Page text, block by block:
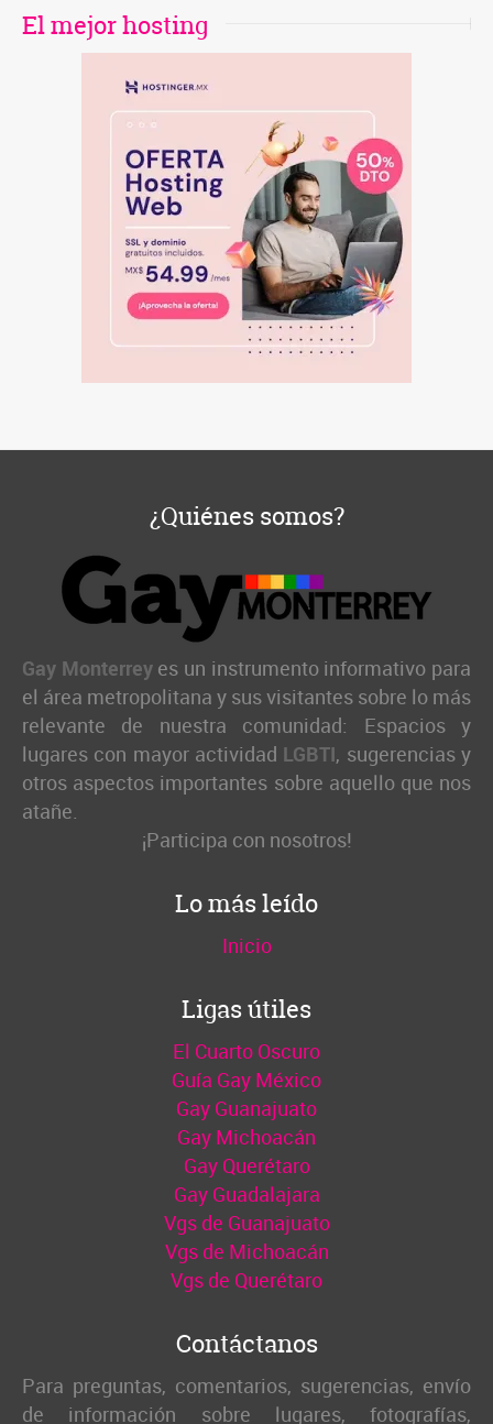
El mejor hosting
¿Quiénes somos?
Gay Monterreyes un instrumento informativo para
el área metropolitana y sus visitantes sobre lo más
relevante de nuestra comunidad: Espacios y
lugares con mayor actividad LGBTI, sugerencias y
otros aspectos importantes sobre aquello que nos
atañe.
¡Participa con nosotros!
Lo más leído
Inicio
Ligas útiles
El Cuarto Oscuro
Guía Gay México
Gay Guanajuato
Gay Michoacán
Gay Querétaro
Gay Guadalajara
Vgs de Guanajuato
Vgs de Michoacán
Vgs de Querétaro
Contáctanos
Para preguntas, comentarios, sugerencias, envío
de información sobre lugares, fotografías,